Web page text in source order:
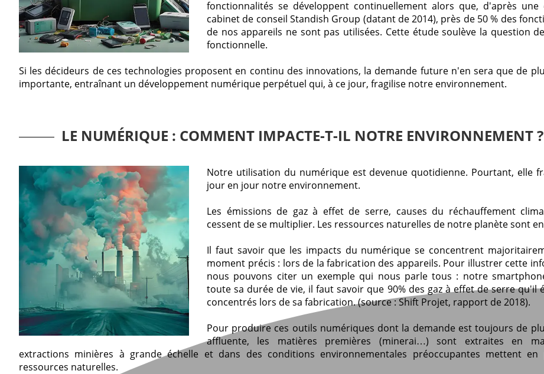
fonctionnalités se développent continuellement alors que, d'après une
cabinet de conseil Standish Group (datant de 2014), près de 50 % des
de nos appareils ne sont pas utilisées. Cette étude soulève la question
fonctionnelle.
Si les décideurs de ces technologies proposent en continu des innovations, la demande future n'en sera que de
importante, entraînant un développement numérique perpétuel qui, à ce jour, fragilise notre environnement.
LE NUMÉRIQUE : COMMENT IMPACTE-T-IL NOTRE ENVIRONNEMENT ?
Notre utilisation du numérique est devenue quotidienne. Pourtant, elle
jour en jour notre environnement.
Les émissions de gaz à effet de serre, causes du réchauffement
cessent de se multiplier. Les ressources naturelles de notre planète sont
Il faut savoir que les impacts du numérique se concentrent
moment précis : lors de la fabrication des appareils. Pour illustrer cette
nous pouvons citer un exemple qui nous parle tous : notre
toute sa durée de vie, il faut savoir que 90% des gaz à effet de serre qu'il
concentrés lors de sa fabrication. (source : Shift Projet, rapport de 2018).
Pour produire ces outils numériques dont la demande est toujours de
affluente, les matières premières (minerai…) sont extraites en
extractions minières à grande échelle et dans des conditions environnementales préoccupantes mettent en
ressources naturelles.